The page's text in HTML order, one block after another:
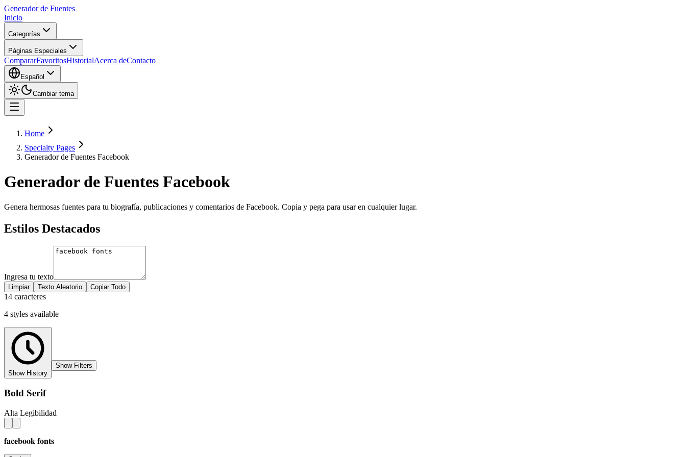
Generador de Fuentes
Inicio
Categorías
Páginas Especiales
CompararFavoritosHistorialAcerca deContacto
Español
Cambiar tema
Home
Specialty Pages
Generador de Fuentes Facebook
Generador de Fuentes Facebook
Genera hermosas fuentes para tu biografía, publicaciones y comentarios de Facebook. Copia y pega para usar en cualquier lugar.
Estilos Destacados
Ingresa tu texto
Limpiar Texto Aleatorio Copiar Todo
14 caracteres
4 styles available
Show History
Show Filters
Bold Serif
Alta Legibilidad
𝐟𝐚𝐜𝐞𝐛𝐨𝐨𝐤 𝐟𝐨𝐧𝐭𝐬